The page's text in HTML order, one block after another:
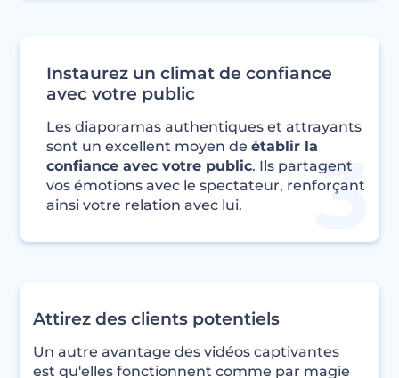
Instaurez un climat de confiance
avec votre public
Les diaporamas authentiques et attrayants
sont un excellent moyen deétablir la
confiance avec votre public. Ils partagent
vos émotions avec le spectateur, renforçant
ainsi votre relation avec lui.
Attirez des clients potentiels
Un autre avantage des vidéos captivantes
est qu'elles fonctionnent comme par magie